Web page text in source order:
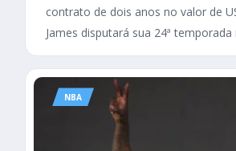
contrato de dois anos no valor de
James disputará sua 24ª temporada
NBA